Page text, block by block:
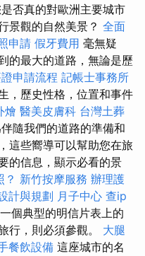
否真的對歐洲主要城市
景觀的自然美景？ 全面
申請 假牙費用 毫無疑
的最大的道路，無論是歷
申請流程 記帳士事務所
，歷史性格，位置和事件
燴 醫美皮膚科 台灣土葬
隨我們的道路的準備和
這些嚮導可以幫助您在旅
的信息，顯示必看的景
？ 新竹按摩服務 辦理護
計與規劃 月子中心 查ip
個典型的明信片表上的
行，則必須參觀。 大腿
餐飲設備 這座城市的名